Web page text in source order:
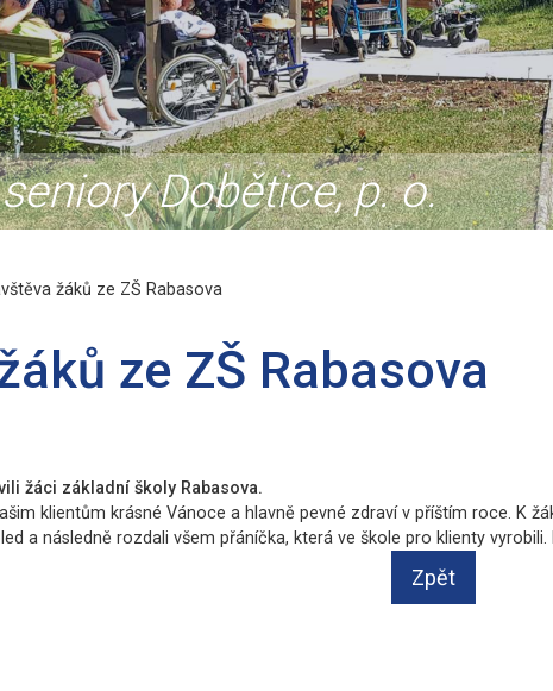
Dobětice, p. o.
žáků ze ZŠ Rabasova
ze ZŠ Rabasova
žáci základní školy Rabasova.
klientům krásné Vánoce a hlavně pevné zdraví v příštím roce. K
a následně rozdali všem přáníčka, která ve škole pro klienty vyrobili.
Zpět